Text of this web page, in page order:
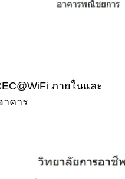
ภายในและ
คาร